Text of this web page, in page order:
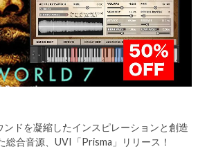
ドを凝縮したインスピレーションと創造
総合音源、UVI「Prisma」リリース！